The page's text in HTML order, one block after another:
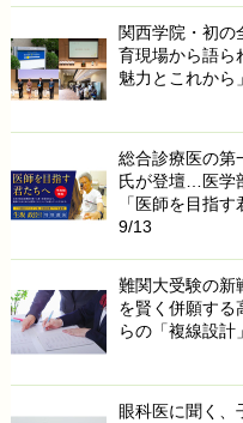
関西学院・初
育現場から語ら
魅力とこれから」
総合診療医の第
氏が登壇…医学
「医師を目指
9/13
難関大受験の
を賢く併願する
らの「複線設計」
眼科医に聞く、